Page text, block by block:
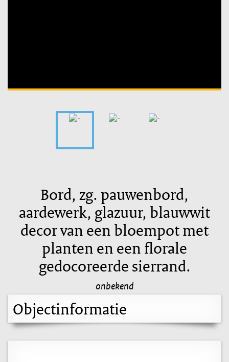
Bord, zg. pauwenbord,
aardewerk, glazuur, blauwwit
decor van een bloempot met
planten en een florale
gedocoreerde sierrand.
onbekend
Objectinformatie